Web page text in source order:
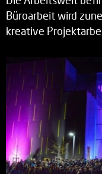
Büroarbeit wird
kreative